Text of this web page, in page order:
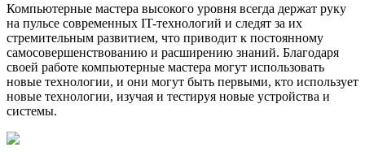
Компьютерные мастера высокого уровня всегда держат руку
на пульсе современных IT-технологий и следят за их
стремительным развитием, что приводит к постоянному
самосовершенствованию и расширению знаний. Благодаря
своей работе компьютерные мастера могут использовать
новые технологии, и они могут быть первыми, кто использует
новые технологии, изучая и тестируя новые устройства и
системы.